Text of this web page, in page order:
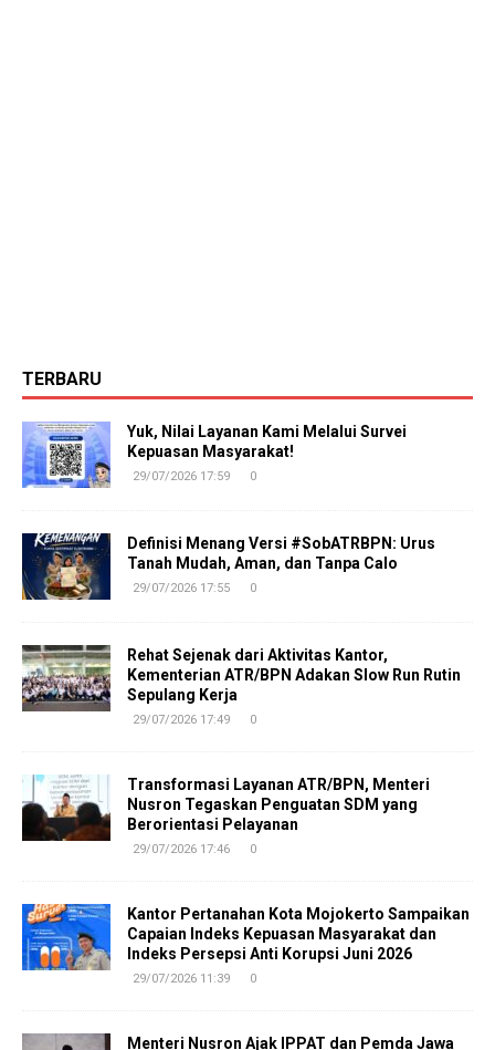
TERBARU
Yuk, Nilai Layanan Kami Melalui Survei
Kepuasan Masyarakat!
29/07/2026 17:59 0
Definisi Menang Versi #SobATRBPN: Urus
Tanah Mudah, Aman, dan Tanpa Calo
29/07/2026 17:55 0
Rehat Sejenak dari Aktivitas Kantor,
Kementerian ATR/BPN Adakan Slow Run Rutin
Sepulang Kerja
29/07/2026 17:49 0
Transformasi Layanan ATR/BPN, Menteri
Nusron Tegaskan Penguatan SDM yang
Berorientasi Pelayanan
29/07/2026 17:46 0
Kantor Pertanahan Kota Mojokerto Sampaikan
Capaian Indeks Kepuasan Masyarakat dan
Indeks Persepsi Anti Korupsi Juni 2026
29/07/2026 11:39 0
Menteri Nusron Ajak IPPAT dan Pemda Jawa